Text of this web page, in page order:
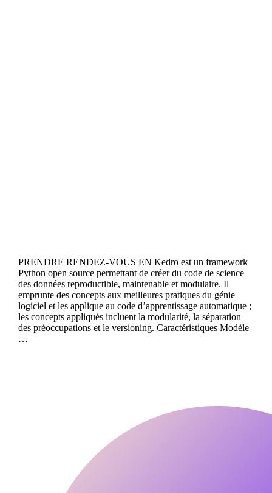
PRENDRE RENDEZ-VOUS EN Kedro est un framework
Python open source permettant de créer du code de science
des données reproductible, maintenable et modulaire. Il
emprunte des concepts aux meilleures pratiques du génie
logiciel et les applique au code d’apprentissage automatique ;
les concepts appliqués incluent la modularité, la séparation
des préoccupations et le versioning. Caractéristiques Modèle
…